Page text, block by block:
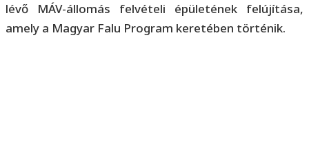
lévő MÁV-állomás felvételi épületének felújítása,
amely a Magyar Falu Program keretében történik.